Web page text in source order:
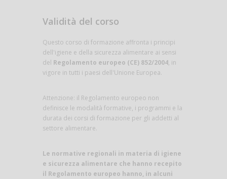
Validità del corso
Questo corso di formazione affronta i principi
dell'igiene e della sicurezza alimentare ai sensi
del Regolamento europeo (CE) 852/2004, in
vigore in tutti i paesi dell'Unione Europea.
Attenzione: il Regolamento europeo non
definisce le modalità formative, i programmi e la
durata dei corsi di formazione per gli addetti al
settore alimentare.
Le normative regionali in materia di igiene
e sicurezza alimentare che hanno recepito
il Regolamento europeo hanno, in alcuni